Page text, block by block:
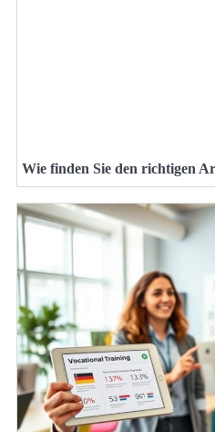
Wie finden Sie den richtigen